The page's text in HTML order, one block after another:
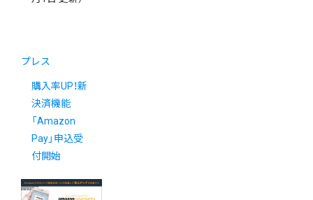
プレス
購入率UP！新
決済機能
「Amazon
Pay」申込受
付開始